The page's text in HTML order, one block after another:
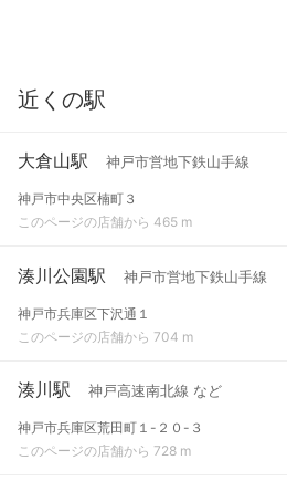
近くの駅
大倉山駅 神戸市営地下鉄山手線
神戸市中央区楠町３
このページの店舗から 465 m
湊川公園駅 神戸市営地下鉄山手線
神戸市兵庫区下沢通１
このページの店舗から 704 m
湊川駅 神戸高速南北線 など
神戸市兵庫区荒田町１-２０-３
このページの店舗から 728 m